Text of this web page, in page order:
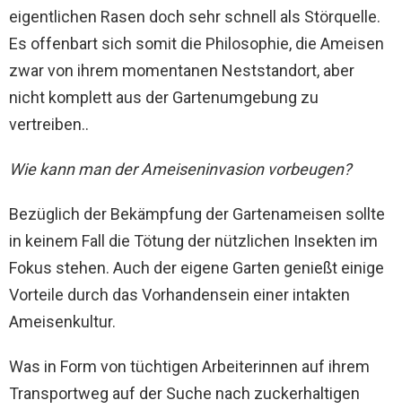
eigentlichen Rasen doch sehr schnell als Störquelle.
Es offenbart sich somit die Philosophie, die Ameisen
zwar von ihrem momentanen Neststandort, aber
nicht komplett aus der Gartenumgebung zu
vertreiben..
Wie kann man der Ameiseninvasion vorbeugen?
Bezüglich der Bekämpfung der Gartenameisen sollte
in keinem Fall die Tötung der nützlichen Insekten im
Fokus stehen. Auch der eigene Garten genießt einige
Vorteile durch das Vorhandensein einer intakten
Ameisenkultur.
Was in Form von tüchtigen Arbeiterinnen auf ihrem
Transportweg auf der Suche nach zuckerhaltigen